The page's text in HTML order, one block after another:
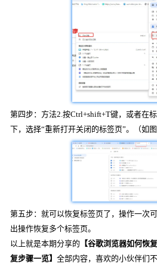
第四步：方法2.按Ctrl+shift+T键，或者在
下，选择“重新打开关闭的标签页”。（如图
第五步：就可以恢复标签页了，操作一次
出操作恢复多个标签页。
以上就是本期分享的 【谷歌浏览器如何恢
复步骤一览】全部内容，喜欢的小伙伴们不